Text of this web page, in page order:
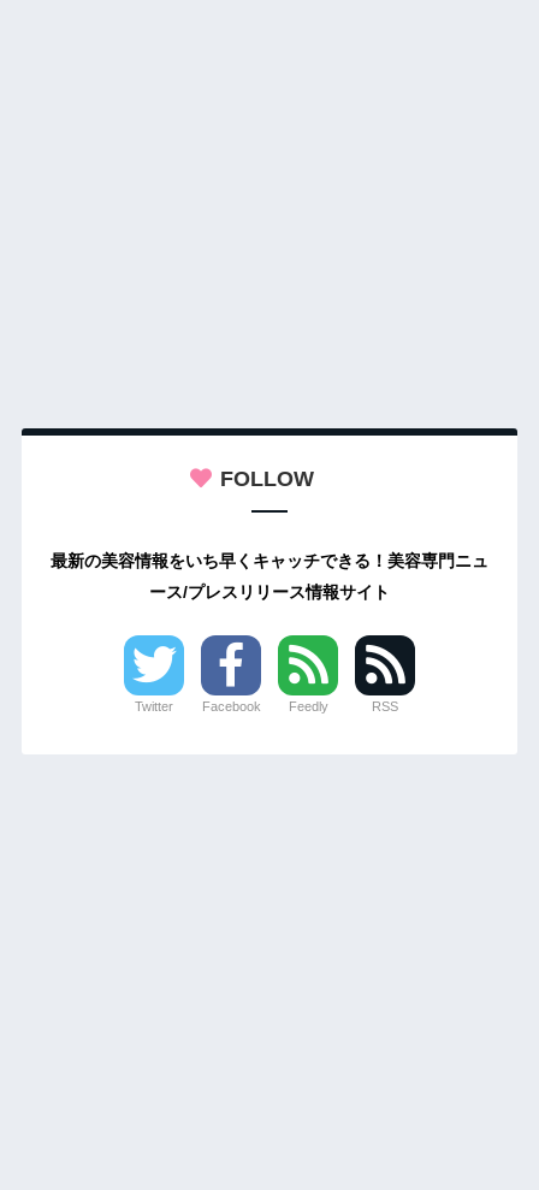
FOLLOW
最新の美容情報をいち早くキャッチできる！美容専門ニュ
ース/プレスリリース情報サイト
Twitter Facebook Feedly RSS